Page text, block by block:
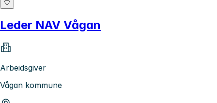
Leder NAV Vågan
Arbeidsgiver
Vågan kommune